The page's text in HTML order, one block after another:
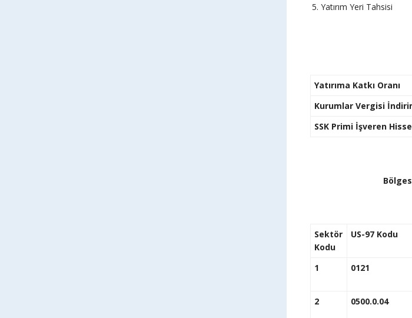
Yatırım Yeri Tahsisi
Yatırıma Katkı Oranı
Kurumlar Vergisi
SSK Primi İşveren
Sektör
Kodu
US-97 Kodu
1 0121
2
0500.0.04